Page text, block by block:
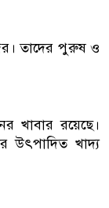
তাদের পুরুষ ও
খাবার রয়েছে।
উৎপাদিত খাদ্য